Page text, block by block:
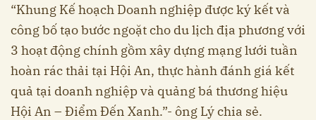
“Khung Kế hoạch Doanh nghiệp được ký kết và
công bố tạo bước ngoặt cho du lịch địa phương với
3 hoạt động chính gồm xây dựng mạng lưới tuần
hoàn rác thải tại Hội An, thực hành đánh giá kết
quả tại doanh nghiệp và quảng bá thương hiệu
Hội An – Điểm Đến Xanh.”- ông Lý chia sẻ.